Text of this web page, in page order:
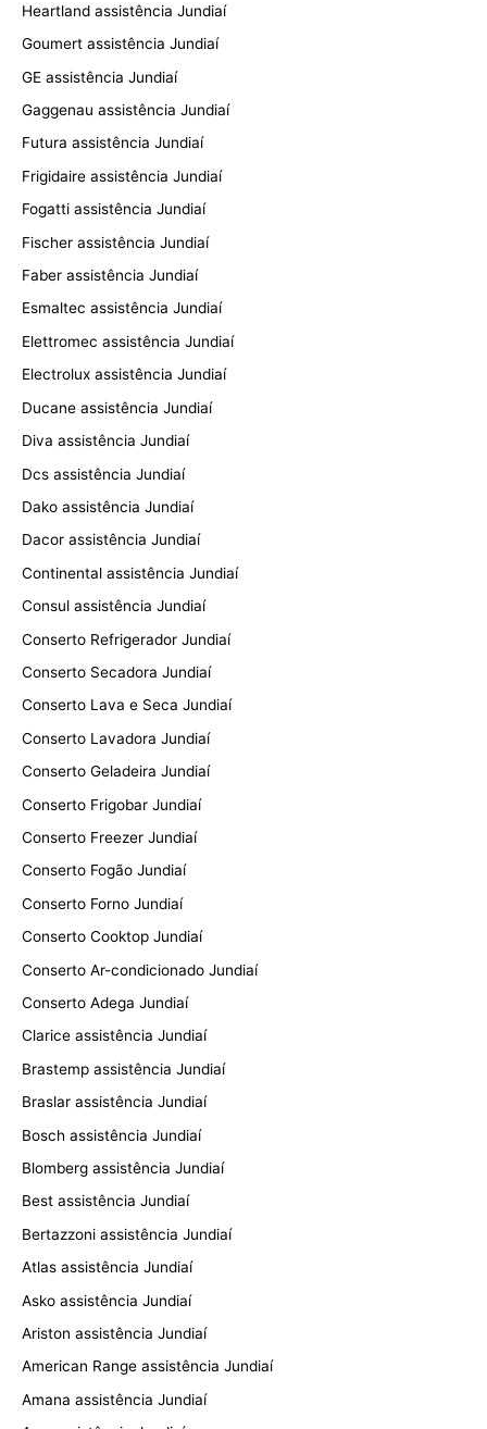
Heartland assistência Jundiaí
Goumert assistência Jundiaí
GE assistência Jundiaí
Gaggenau assistência Jundiaí
Futura assistência Jundiaí
Frigidaire assistência Jundiaí
Fogatti assistência Jundiaí
Fischer assistência Jundiaí
Faber assistência Jundiaí
Esmaltec assistência Jundiaí
Elettromec assistência Jundiaí
Electrolux assistência Jundiaí
Ducane assistência Jundiaí
Diva assistência Jundiaí
Dcs assistência Jundiaí
Dako assistência Jundiaí
Dacor assistência Jundiaí
Continental assistência Jundiaí
Consul assistência Jundiaí
Conserto Refrigerador Jundiaí
Conserto Secadora Jundiaí
Conserto Lava e Seca Jundiaí
Conserto Lavadora Jundiaí
Conserto Geladeira Jundiaí
Conserto Frigobar Jundiaí
Conserto Freezer Jundiaí
Conserto Fogão Jundiaí
Conserto Forno Jundiaí
Conserto Cooktop Jundiaí
Conserto Ar-condicionado Jundiaí
Conserto Adega Jundiaí
Clarice assistência Jundiaí
Brastemp assistência Jundiaí
Braslar assistência Jundiaí
Bosch assistência Jundiaí
Blomberg assistência Jundiaí
Best assistência Jundiaí
Bertazzoni assistência Jundiaí
Atlas assistência Jundiaí
Asko assistência Jundiaí
Ariston assistência Jundiaí
American Range assistência Jundiaí
Amana assistência Jundiaí